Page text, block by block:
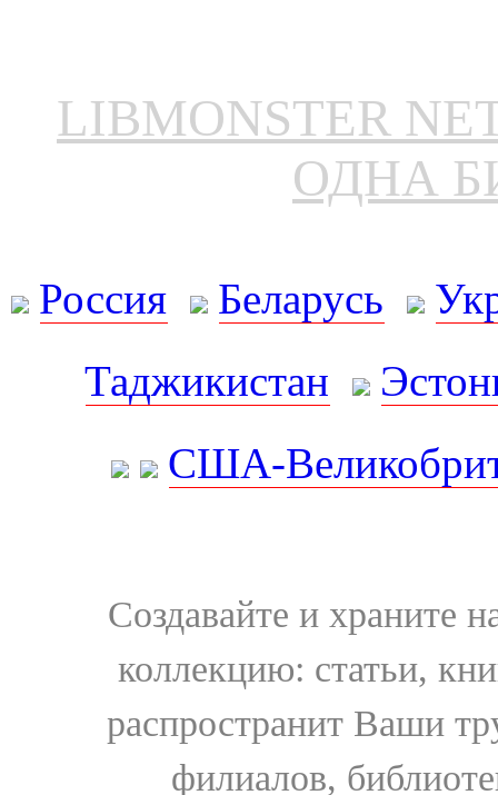
LIBMONSTER
ОДНА
Россия Беларусь
Таджикистан
США-
Создавайте и храните
коллекцию: статьи,
распространит Ваши
филиалов,